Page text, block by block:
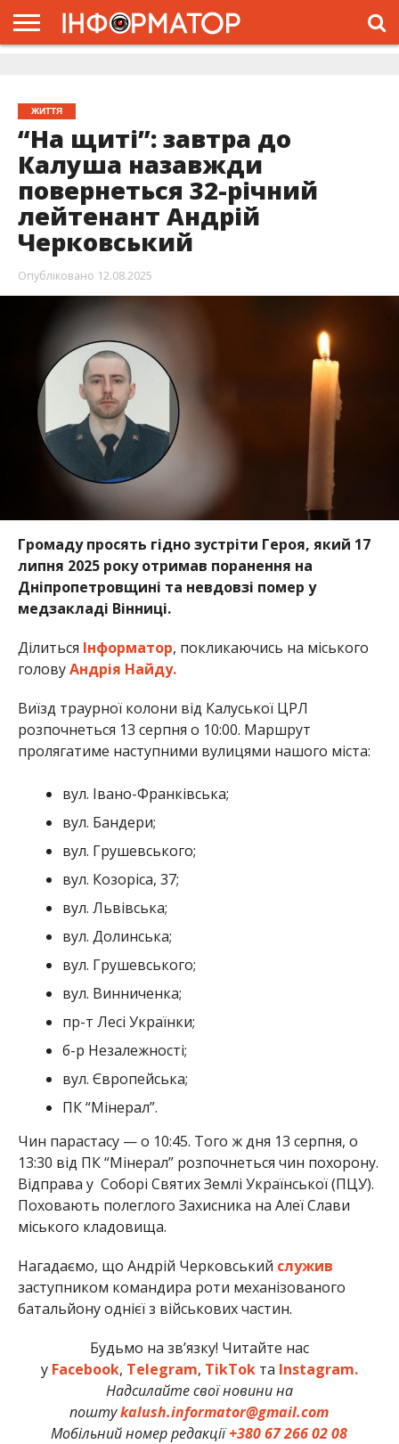
ЖИТТЯ
“На щиті”: завтра до
Калуша назавжди
повернеться 32-річний
лейтенант Андрій
Черковський
Опубліковано 12.08.2025
Громаду просять гідно зустріти Героя, який 17
липня 2025 року отримав поранення на
Дніпропетровщині та невдовзі помер у
медзакладі Вінниці.
Ділиться Інформатор, покликаючись на міського
головуАндрія Найду.
Виїзд траурної колони від Калуської ЦРЛ
розпочнеться 13 серпня о 10:00. Маршрут
пролягатиме наступними вулицями нашого міста:
вул. Івано-Франківська;
вул. Бандери;
вул. Грушевського;
вул. Козоріса, 37;
вул. Львівська;
вул. Долинська;
вул. Грушевського;
вул. Винниченка;
пр-т Лесі Українки;
б-р Незалежності;
вул. Європейська;
ПК “Мінерал”.
Чин парастасу — о 10:45. Того ж дня 13 серпня, о
13:30 від ПК “Мінерал” розпочнеться чин похорону.
Відправа у Соборі Святих Землі Української (ПЦУ).
Поховають полеглого Захисника на Алеї Слави
міського кладовища.
Нагадаємо, що Андрій Черковський служив
заступником командира роти механізованого
батальйону однієї з військових частин.
Будьмо на зв’язку! Читайте нас
у Facebook, Telegram, TikTokта Instagram.
Надсилайте свої новини на
поштуkalush.informator@gmail.com
Мобільний номер редакції+380 67 266 02 08